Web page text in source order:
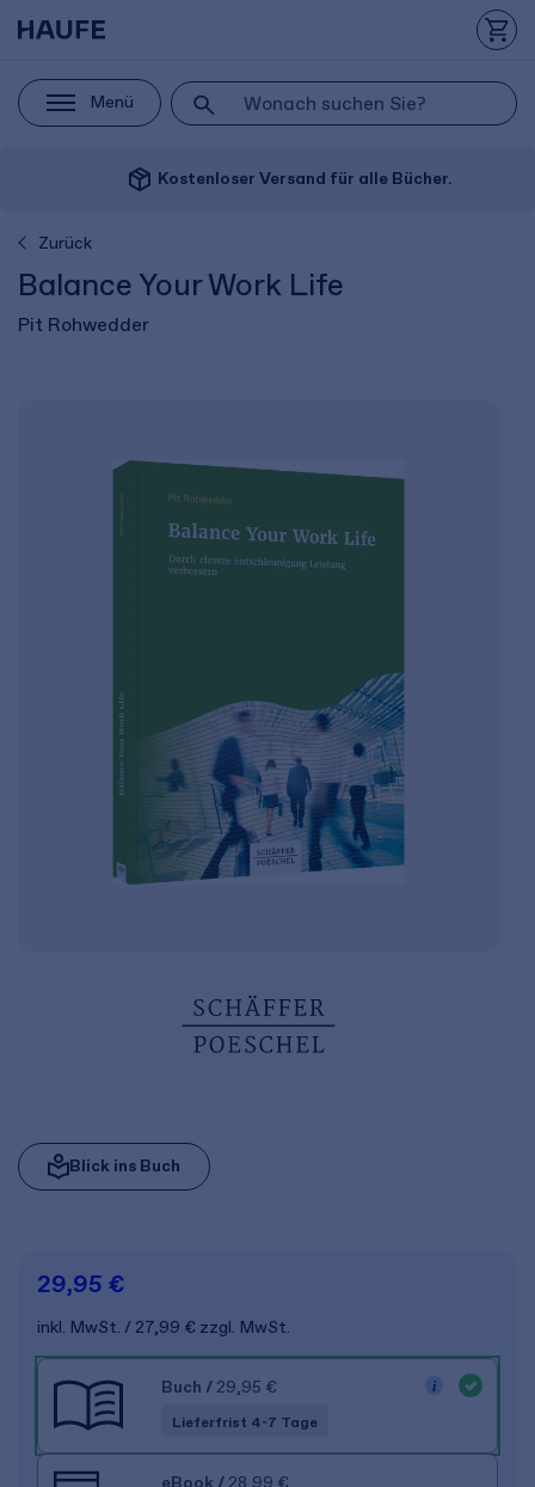
Menü
package_2 Kostenloser Versand für alle Bücher.
Zurück
Balance Your Work Life
Pit Rohwedder
Blick ins Buch
29,95 €
inkl. MwSt. 27,99 € zzgl. MwSt.
Buch / 29,95 €
Lieferfrist 4-7 Tage
eBook / 28,99 €